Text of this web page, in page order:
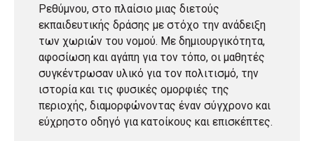
Ρεθύμνου, στο πλαίσιο μιας διετούς
εκπαιδευτικής δράσης με στόχο την ανάδειξη
των χωριών του νομού. Με δημιουργικότητα,
αφοσίωση και αγάπη για τον τόπο, οι μαθητές
συγκέντρωσαν υλικό για τον πολιτισμό, την
ιστορία και τις φυσικές ομορφιές της
περιοχής, διαμορφώνοντας έναν σύγχρονο και
εύχρηστο οδηγό για κατοίκους και επισκέπτες.